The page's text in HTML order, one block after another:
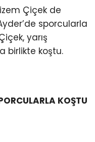
Çiçek de
sporcularla
yarış
birlikte koştu.
KOŞTU